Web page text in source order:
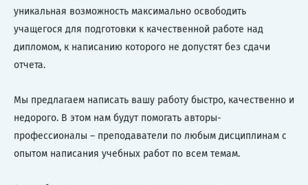
уникальная возможность максимально освободить
учащегося для подготовки к качественной работе над
дипломом, к написанию которого не допустят без сдачи
отчета.
Мы предлагаем написать вашу работу быстро, качественно и
недорого. В этом нам будут помогать авторы-
профессионалы – преподаватели по любым дисциплинам с
опытом написания учебных работ по всем темам.